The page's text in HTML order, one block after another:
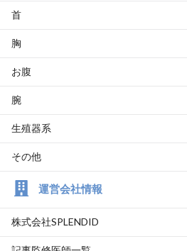
首
胸
お腹
腕
生殖器系
その他
運営会社情報
株式会社SPLENDID